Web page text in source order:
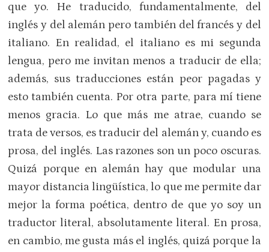
que yo. He traducido, fundamentalmente, del
inglés y del alemán pero también del francés y del
italiano. En realidad, el italiano es mi segunda
lengua, pero me invitan menos a traducir de ella;
además, sus traducciones están peor pagadas y
esto también cuenta. Por otra parte, para mí tiene
menos gracia. Lo que más me atrae, cuando se
trata de versos, es traducir del alemán y, cuando es
prosa, del inglés. Las razones son un poco oscuras.
Quizá porque en alemán hay que modular una
mayor distancia lingüística, lo que me permite dar
mejor la forma poética, dentro de que yo soy un
traductor literal, absolutamente literal. En prosa,
en cambio, me gusta más el inglés, quizá porque la